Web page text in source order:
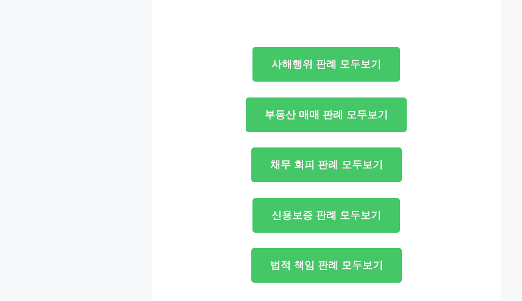
사해행위 판례 모두보기
부동산 매매 판례 모두보기
채무 회피 판례 모두보기
신용보증 판례 모두보기
법적 책임 판례 모두보기